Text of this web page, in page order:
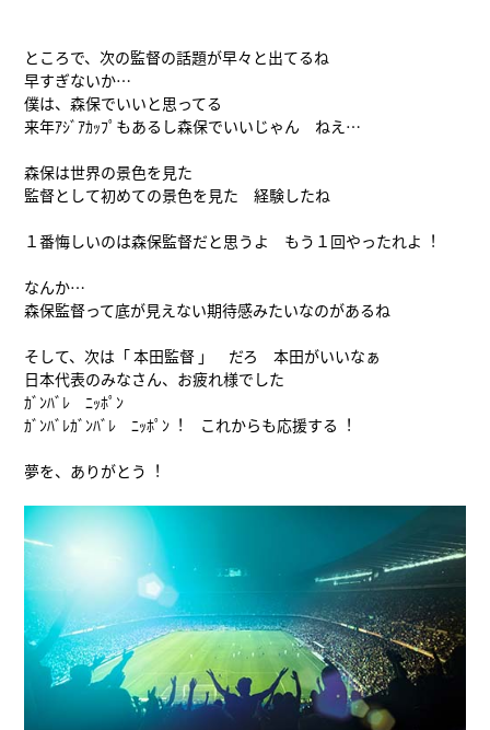
ところで、次の監督の話題が早々と出てるね
早すぎないか…
僕は、森保でいいと思ってる
来年ｱｼﾞｱｶｯﾌﾟもあるし森保でいいじゃん ねえ…
森保は世界の景色を見た
監督として初めての景色を見た 経験したね
１番悔しいのは森保監督だと思うよ もう１回やったれよ︕
なんか…
森保監督って底が見えない期待感みたいなのがあるね
そして、次は「 本田監督 」 だろ 本田がいいなぁ
日本代表のみなさん、お疲れ様でした
ｶﾞﾝﾊﾞﾚ ﾆｯﾎﾟﾝ
ｶﾞﾝﾊﾞﾚｶﾞﾝﾊﾞﾚ ﾆｯﾎﾟﾝ︕ これからも応援する︕
夢を、ありがとう︕